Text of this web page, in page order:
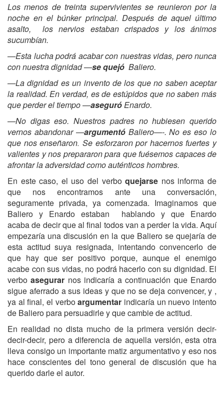
Los menos de treinta supervivientes se reunieron por la
noche en elbúnker principal. Después de aquel último
asalto, los nervios estaban crispados y los ánimos
sucumbían.
—Esta lucha podrá acabar con nuestras vidas, pero nunca
con nuestra dignidad —se quejó Baliero.
—La dignidad es un invento de los que no saben aceptar
la realidad. En verdad, es de estúpidos que no saben más
que perder el tiempo —aseguró Enardo.
—No digas eso. Nuestros padres no hubiesen querido
vernos abandonar —argumentó Baliero—-. No es eso lo
que nos enseñaron. Se esforzaron por hacernos fuertes y
valientes y nos prepararon para que fuésemos capaces de
afrontar la adversidad como auténticos hombres.
En este caso, el uso del verboquejarse nos informa de
que nos encontramos ante una conversación,
seguramente privada, ya comenzada. Imaginamos que
Baliero y Enardo estaban hablando y que Enardo
acaba de decir que al final todos van a perder la vida. Aquí
empezaría una discusión en la que Baliero se quejaría de
esta actitud suya resignada, intentando convencerlo de
que hay que ser positivo porque, aunque el enemigo
acabe con sus vidas, no podrá hacerlo con su dignidad. El
verboasegurar nos indicaría a continuación que Enardo
sigue aferrado a sus ideas y que no se deja convencer, y ,
ya al final, el verboargumentar indicaría un nuevo intento
de Baliero para persuadirle y que cambie de actitud.
En realidad no dista mucho de la primera versión decir-
decir-decir, pero a diferencia de aquella versión, esta otra
lleva consigo un importante matiz argumentativo y eso nos
hace conscientes del tono general de discusión que ha
querido darle el autor.